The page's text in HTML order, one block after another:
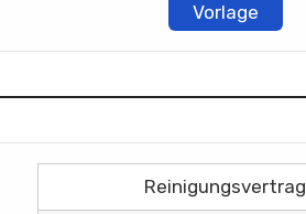
Vorlage
Reinigungsvertrag